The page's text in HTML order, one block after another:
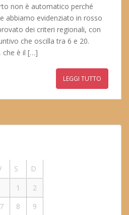
non è automatico perché
abbiamo evidenziato in rosso
dei criteri regionali, con
che oscilla tra 6 e 20.
che è il […]
LEGGI TUTTO
S
D
1
2
7 8
9